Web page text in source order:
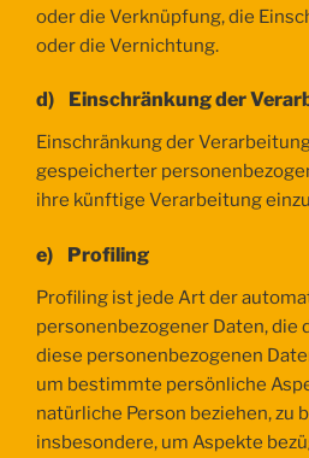
oder die Verknüpfung, die
oder die Vernichtung.
d) Einschränkung der
Einschränkung der
gespeicherter
ihre künftige Verarbeitung
e) Profiling
Profiling ist jede Art der
personenbezogener Daten, die
diese personenbezogenen
um bestimmte persönliche
natürliche Person beziehen, zu
insbesondere, um Aspekte